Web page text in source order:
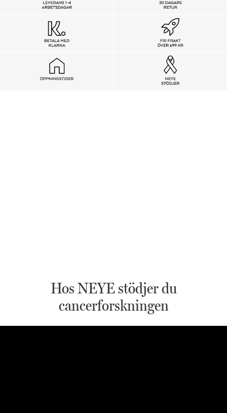
Hos NEYE stödjer du
cancerforskningen